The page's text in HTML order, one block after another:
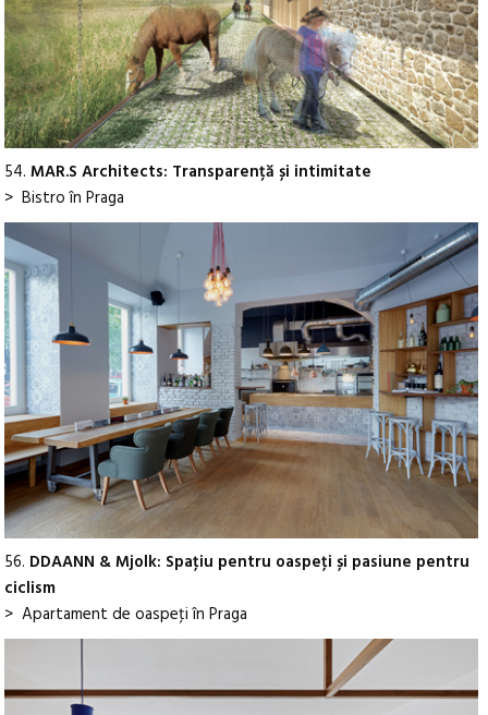
54.MAR.S Architects: Transparență și intimitate
> Bistro în Praga
56. DDAANN & Mjolk: Spaţiu pentru oaspeţi și pasiune pentru
ciclism
> Apartament de oaspeţi în Praga